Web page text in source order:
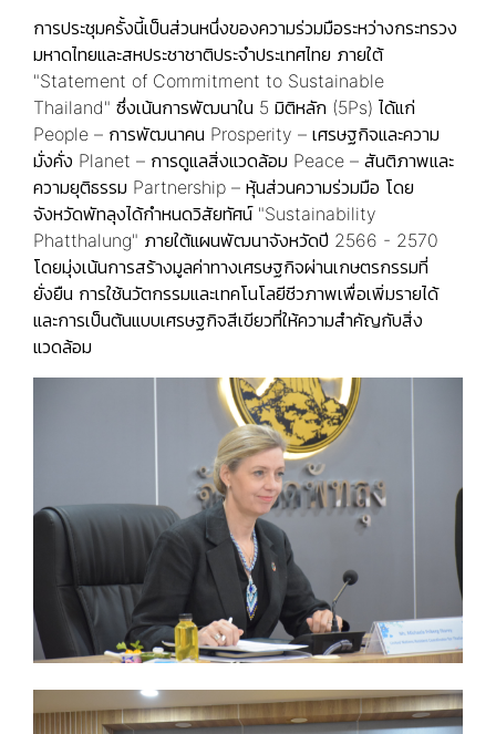
การประชุมครั้งนี้เป็นส่วนหนึ่งของความร่วมมือระหว่างกระทรวง
มหาดไทยและสหประชาชาติประจำประเทศไทย ภายใต้
"Statement of Commitment to Sustainable
Thailand" ซึ่งเน้นการพัฒนาใน 5 มิติหลัก (5Ps) ได้แก่
People – การพัฒนาคน Prosperity – เศรษฐกิจและความ
มั่งคั่ง Planet – การดูแลสิ่งแวดล้อม Peace – สันติภาพและ
ความยุติธรรม Partnership – หุ้นส่วนความร่วมมือ โดย
จังหวัดพัทลุงได้กำหนดวิสัยทัศน์ "Sustainability
Phatthalung" ภายใต้แผนพัฒนาจังหวัดปี 2566 - 2570
โดยมุ่งเน้นการสร้างมูลค่าทางเศรษฐกิจผ่านเกษตรกรรมที่
ยั่งยืน การใช้นวัตกรรมและเทคโนโลยีชีวภาพเพื่อเพิ่มรายได้
และการเป็นต้นแบบเศรษฐกิจสีเขียวที่ให้ความสำคัญกับสิ่ง
แวดล้อม